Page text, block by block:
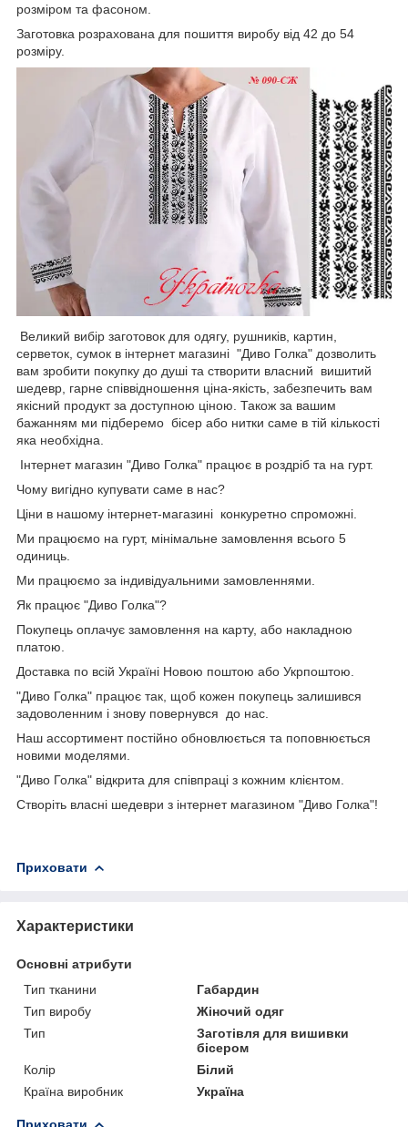
розміром та фасоном.
Заготовка розрахована для пошиття виробу від 42 до 54
розміру.
Великий вибір заготовок для одягу, рушників, картин,
серветок, сумок в інтернет магазині "Диво Голка" дозволить
вам зробити покупку до душі та створити власний вишитий
шедевр, гарне співвідношення ціна-якість, забезпечить вам
якісний продукт за доступною ціною. Також за вашим
бажанням ми підберемо бісер або нитки саме в тій кількості
яка необхідна.
Інтернет магазин "Диво Голка" працює в роздріб та на гурт.
Чому вигідно купувати саме в нас?
Ціни в нашому інтернет-магазині конкуретно спроможні.
Ми працюємо на гурт, мінімальне замовлення всього 5
одиниць.
Ми працюємо за індивідуальними замовленнями.
Як працює "Диво Голка"?
Покупець оплачує замовлення на карту, або накладною
платою.
Доставка по всій Україні Новою поштою або Укрпоштою.
"Диво Голка" працює так, щоб кожен покупець залишився
задоволенним і знову повернувся до нас.
Наш ассортимент постійно обновлюється та поповнюється
новими моделями.
"Диво Голка" відкрита для співпраці з кожним клієнтом.
Створіть власні шедеври з інтернет магазином "Диво Голка"!
Приховати
Характеристики
Основні атрибути
Тип тканини
Габардин
Тип виробу
Жіночий одяг
Тип
Заготівля для вишивки
бісером
Колір
Білий
Країна виробник
Україна
Приховати